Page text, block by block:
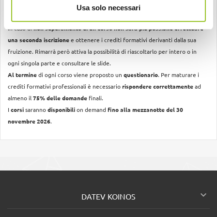
Usa solo necessari
. Non sarà più possibile seguirlo e verrà considerato come non
In caso dinon superamento di un corso non sarà più possibile effettuare
una seconda iscrizione e ottenere i crediti formativi derivanti dalla sua
fruizione. Rimarrà però attiva la possibilità di riascoltarlo per intero o in
ogni singola parte e consultare le slide.
Al termine di ogni corso viene proposto un questionario. Per maturare i
crediti formativi professionali è necessario rispondere correttamente ad
almeno il 75% delle domande finali.
I corsi saranno disponibili on demand fino alla mezzanotte del 30
novembre 2026.
DATEV KOINOS 